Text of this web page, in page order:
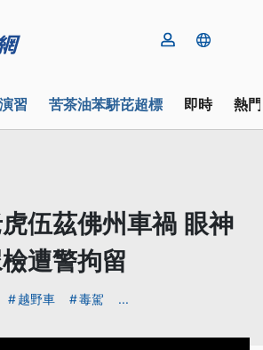
習 苦茶油苯駢芘超標 即時 熱
伍茲佛州車禍 眼神
遭警拘留
越野車 毒駕 ...